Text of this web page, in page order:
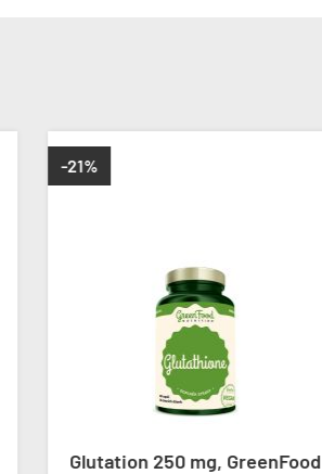
-21%
Glutation 250 mg, GreenFood